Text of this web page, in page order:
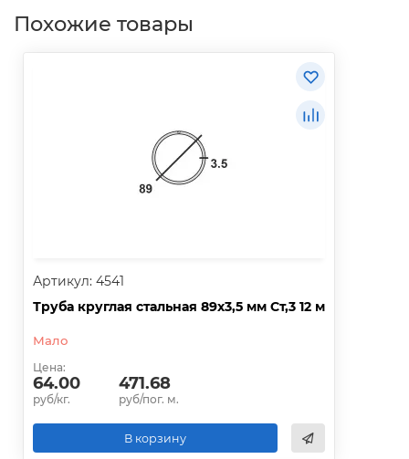
Похожие товары
Артикул: 4541
Труба круглая стальная 89х3,5 мм Ст,3 12 м
Мало
Цена:
64.00
руб/кг.
471.68
руб/пог. м.
В корзину